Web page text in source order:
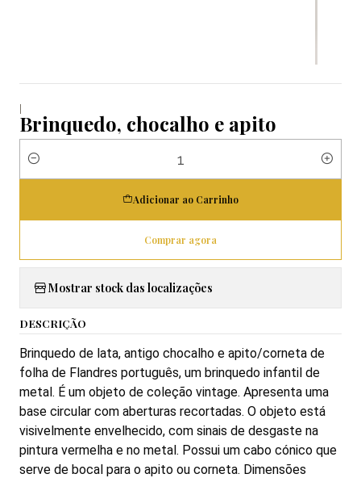
|
Brinquedo, chocalho e apito
Quantidade
Adicionar ao Carrinho
Comprar agora
Mostrar stock das localizações
DESCRIÇÃO
Brinquedo de lata, antigo chocalho e apito/corneta de
folha de Flandres português, um brinquedo infantil de
metal. É um objeto de coleção vintage. Apresenta uma
base circular com aberturas recortadas. O objeto está
visivelmente envelhecido, com sinais de desgaste na
pintura vermelha e no metal. Possui um cabo cónico que
serve de bocal para o apito ou corneta. Dimensões